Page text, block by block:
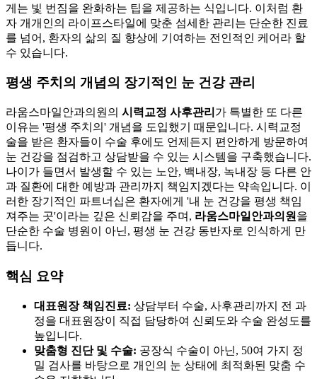
게는 빛 번짐을 완화하는 팁을 제공하는 식입니다. 이처럼 환
자 개개인의 라이프스타일에 맞춘 섬세한 관리는 단순한 진료
를 넘어, 환자의 삶의 질 향상에 기여하는 전인적인 케어라 할
수 있습니다.
평생 주치의 개념의 장기적인 눈 건강 관리
라움스마일안과의원의 시력교정 사후관리 가 특별한 또 다른
이유는 '평생 주치의' 개념을 도입했기 때문입니다. 시력교정
술을 받은 환자들이 수술 후에도 언제든지 편안하게 방문하여
눈 건강을 점검하고 상담받을 수 있는 시스템을 구축했습니다.
나이가 들면서 발생할 수 있는 노안, 백내장, 녹내장 등 다른 안
과 질환에 대한 예방과 관리까지 책임지겠다는 약속입니다. 이
러한 장기적인 파트너십은 환자에게 '내 눈 건강을 평생 책임
져주는 곳'이라는 깊은 신뢰감을 주며, 라움스마일안과의원 을
단순한 수술 병원이 아닌, 평생 눈 건강 동반자로 인식하게 만
듭니다.
핵심 요약
대표원장 책임진료: 상담부터 수술, 사후관리까지 전 과
정을 대표원장이 직접 담당하여 신뢰도와 수술 완성도를
높입니다.
맞춤형 진단 및 수술: 공장식 수술이 아닌, 50여 가지 정
밀 검사를 바탕으로 개인의 눈 상태에 최적화된 맞춤 수